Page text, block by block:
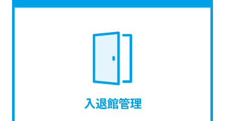
入退館管理
may
be
an
translation.
The